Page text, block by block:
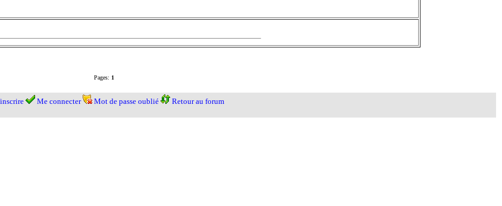
Pages: 1
Me connecter Mot de passe oublié Retour au forum